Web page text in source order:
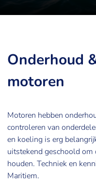
Onderhoud
motoren
Motoren hebben
controleren van
en koeling is erg
uitstekend geschoold
houden. Techniek en
Maritiem.